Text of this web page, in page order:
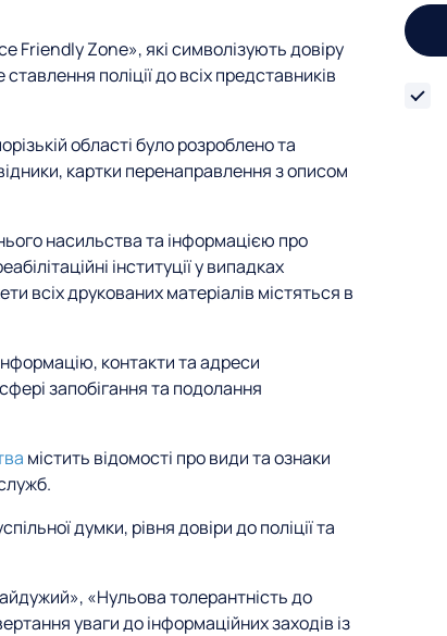
Friendly Zone», які символізують довіру
поліції до всіх представників
області було розроблено та
картки перенаправлення з описом
насильства та інформацією про
інституції у випадках
всіх друкованих матеріалів містяться в
контакти та адреси
запобігання та подолання
містить відомості про види та ознаки
думки, рівня довіри до поліції та
«Нульова толерантність до
уваги до інформаційних заходів із
o
r
m